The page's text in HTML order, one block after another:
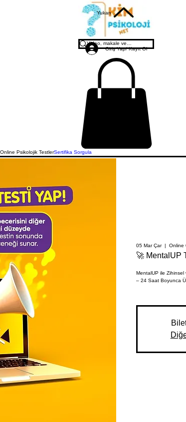
Giriş Yap/ Kayıt Ol
Online Psikolojik TestlerSertifika Sorgula
05 Mar Çar
  |
Online
🚀 MentalUP
MentalUP ile Zihinsel
– 24 Saat Boyunca
Yukarı